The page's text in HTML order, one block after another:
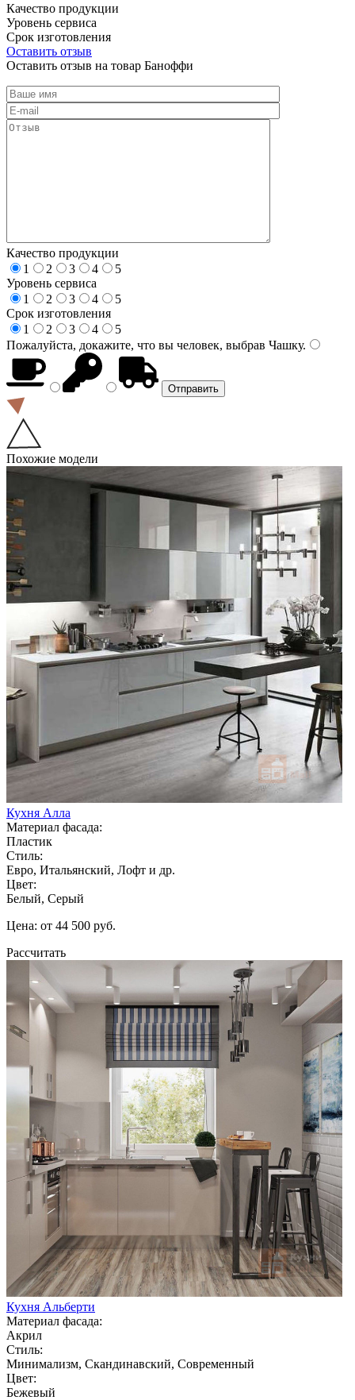
Качество продукции
Уровень сервиса
Срок изготовления
Оставить отзыв
Оставить отзыв на товар Баноффи
Качество продукции
1
2 3 4
5
Уровень сервиса
1
2 3 4
5
Срок изготовления
1
2 3 4
5
Пожалуйста, докажите, что вы человек, выбрав Чашку.
Похожие модели
Кухня Алла
Материал фасада:
Пластик
Стиль:
Евро, Итальянский, Лофт и др.
Цвет:
Белый, Серый
Цена: от 44 500 руб.
Рассчитать
Кухня Альберти
Материал фасада:
Акрил
Стиль:
Минимализм, Скандинавский, Современный
Цвет:
Бежевый